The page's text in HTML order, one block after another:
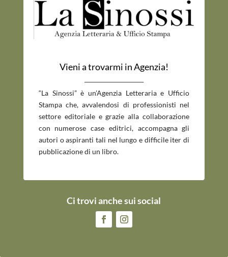
Vieni a trovarmi in Agenzia!
“La Sinossi” è un’Agenzia Letteraria e Ufficio
Stampa che, avvalendosi di professionisti nel
settore editoriale e grazie alla collaborazione
con numerose case editrici, accompagna gli
autori o aspiranti tali nel lungo e difficile iter di
pubblicazione di un libro.
Ci trovi anche sui social